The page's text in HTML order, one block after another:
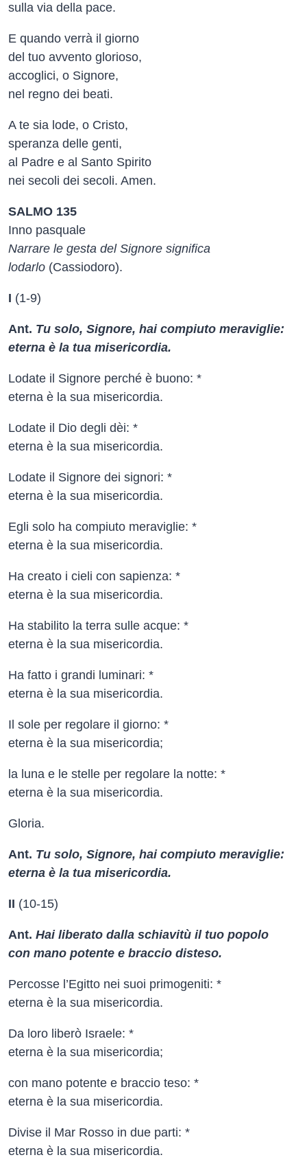
sulla via della pace.
E quando verrà il giorno
del tuo avvento glorioso,
accoglici, o Signore,
nel regno dei beati.
A te sia lode, o Cristo,
speranza delle genti,
al Padre e al Santo Spirito
nei secoli dei secoli. Amen.
SALMO 135
Inno pasquale
Narrare le gesta del Signore significa
lodarlo (Cassiodoro).
I (1-9)
Ant. Tu solo, Signore, hai compiuto meraviglie:
eterna è la tua misericordia.
Lodate il Signore perché è buono: *
eterna è la sua misericordia.
Lodate il Dio degli dèi: *
eterna è la sua misericordia.
Lodate il Signore dei signori: *
eterna è la sua misericordia.
Egli solo ha compiuto meraviglie: *
eterna è la sua misericordia.
Ha creato i cieli con sapienza: *
eterna è la sua misericordia.
Ha stabilito la terra sulle acque: *
eterna è la sua misericordia.
Ha fatto i grandi luminari: *
eterna è la sua misericordia.
Il sole per regolare il giorno: *
eterna è la sua misericordia;
la luna e le stelle per regolare la notte: *
eterna è la sua misericordia.
Gloria.
Ant. Tu solo, Signore, hai compiuto meraviglie:
eterna è la tua misericordia.
II (10-15)
Ant. Hai liberato dalla schiavitù il tuo popolo
con mano potente e braccio disteso.
Percosse l’Egitto nei suoi primogeniti: *
eterna è la sua misericordia.
Da loro liberò Israele: *
eterna è la sua misericordia;
con mano potente e braccio teso: *
eterna è la sua misericordia.
Divise il Mar Rosso in due parti: *
eterna è la sua misericordia.